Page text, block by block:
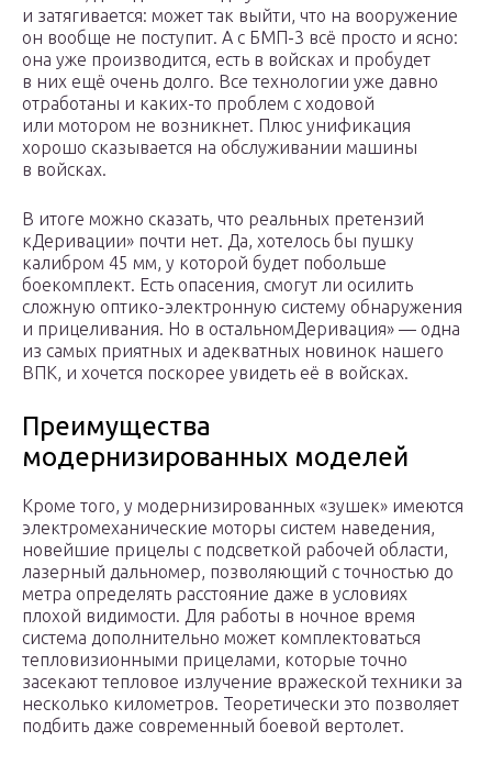
и затягивается: может так выйти, что на вооружение
он вообще не поступит. А с БМП-3 всё просто и ясно:
она уже производится, есть в войсках и пробудет
в них ещё очень долго. Все технологии уже давно
отработаны и каких-то проблем с ходовой
или мотором не возникнет. Плюс унификация
хорошо сказывается на обслуживании машины
в войсках.
В итоге можно сказать, что реальных претензий
кДеривации» почти нет. Да, хотелось бы пушку
калибром 45 мм, у которой будет побольше
боекомплект. Есть опасения, смогут ли осилить
сложную оптико-электронную систему обнаружения
и прицеливания. Но в остальномДеривация» — одна
из самых приятных и адекватных новинок нашего
ВПК, и хочется поскорее увидеть её в войсках.
Преимущества
модернизированных моделей
Кроме того, у модернизированных «зушек» имеются
электромеханические моторы систем наведения,
новейшие прицелы с подсветкой рабочей области,
лазерный дальномер, позволяющий с точностью до
метра определять расстояние даже в условиях
плохой видимости. Для работы в ночное время
система дополнительно может комплектоваться
тепловизионными прицелами, которые точно
засекают тепловое излучение вражеской техники за
несколько километров. Теоретически это позволяет
подбить даже современный боевой вертолет.